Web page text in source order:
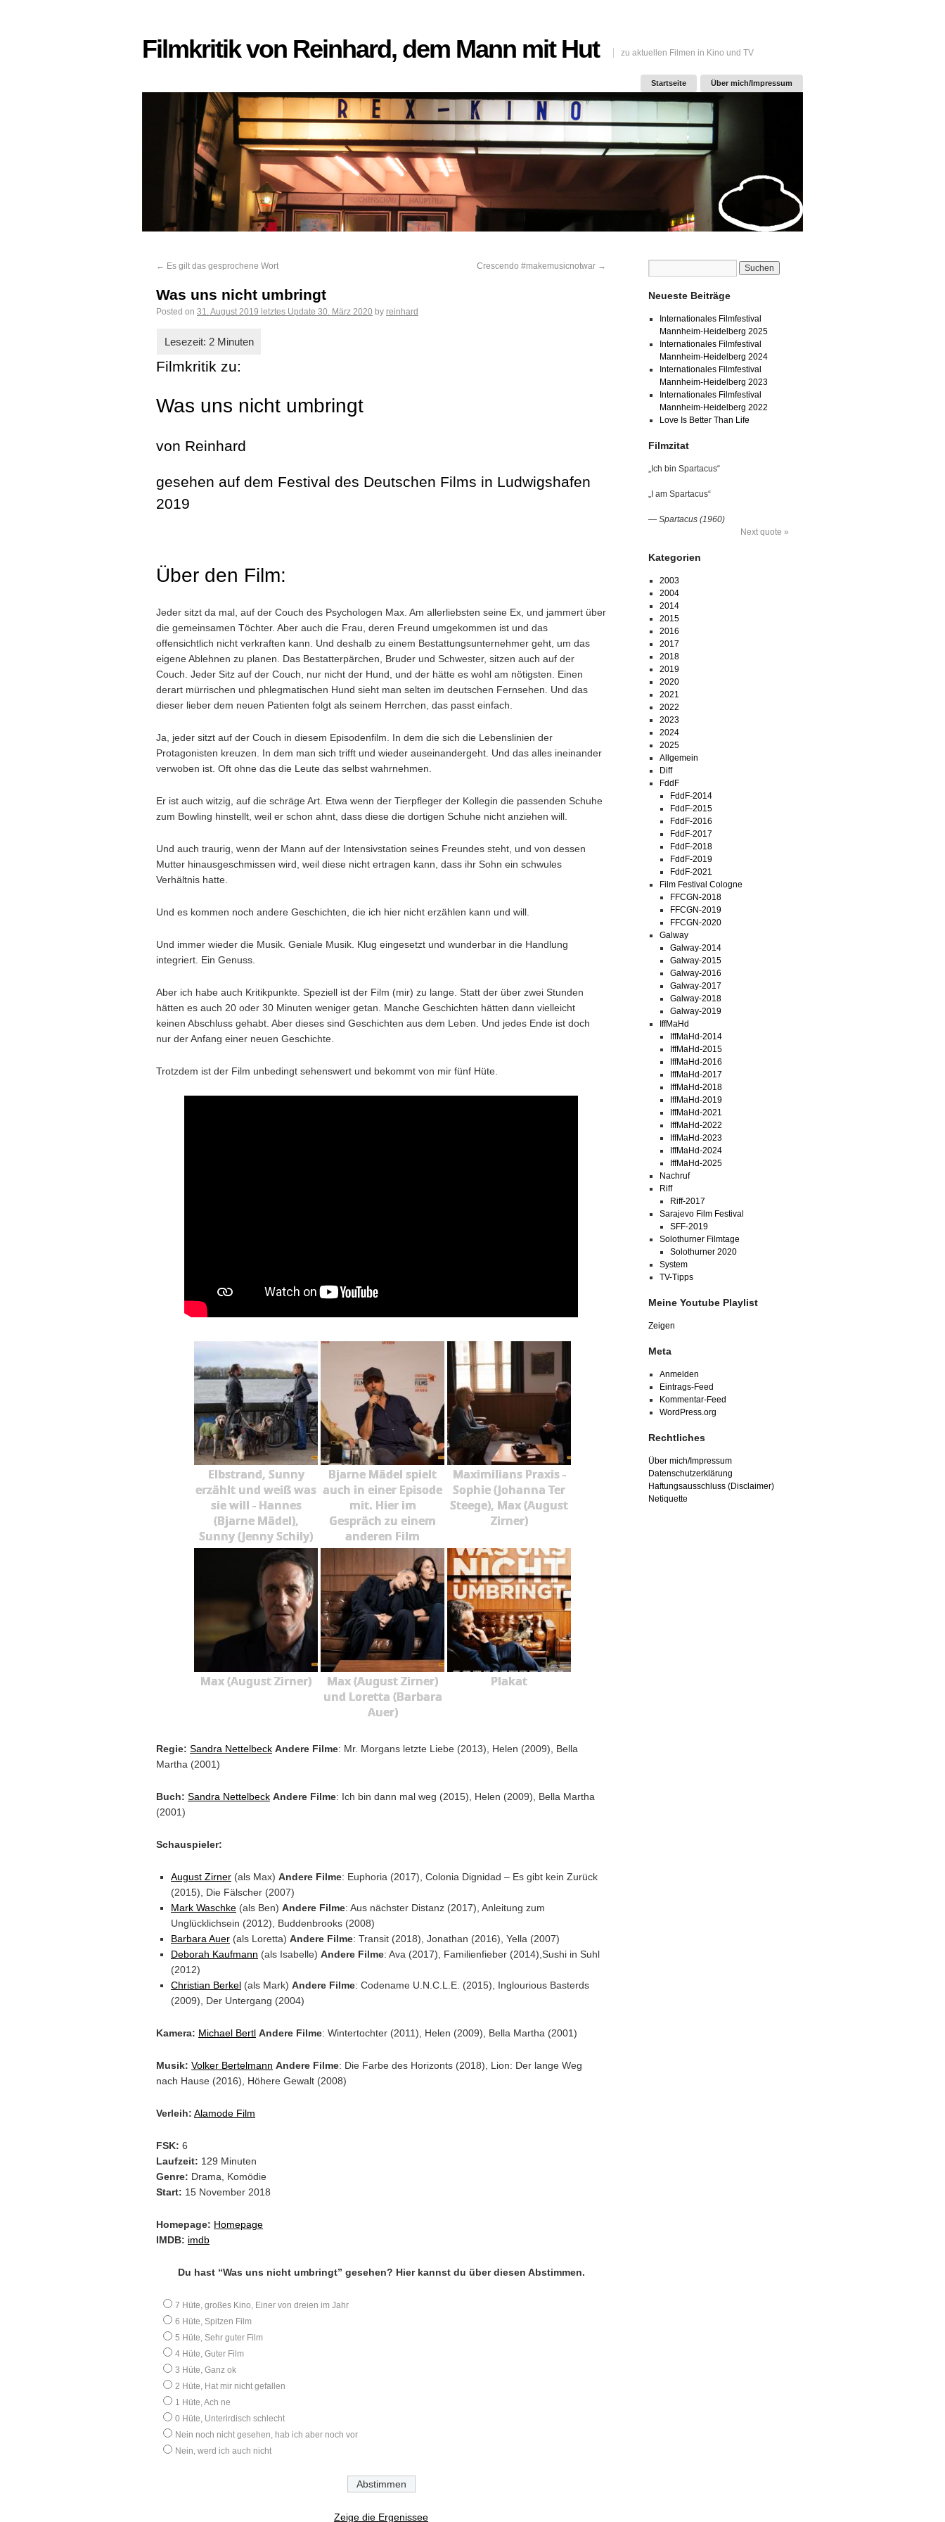
Filmkritik von Reinhard, dem Mann mit Hut zu aktuellen Filmen in Kino und TV
Startseite Über mich/Impressum
← Es gilt das gesprochene Wort Crescendo #makemusicnotwar →
Was uns nicht umbringt
Posted on 31. August 2019 letztes Update 30. März 2020 by reinhard
Filmkritik zu:
Was uns nicht umbringt
von Reinhard
gesehen auf dem Festival des Deutschen Films in Ludwigshafen
2019
Über den Film:
Jeder sitzt da mal, auf der Couch des Psychologen Max. Am allerliebsten seine Ex, und jammert über
die gemeinsamen Töchter. Aber auch die Frau, deren Freund umgekommen ist und das
offensichtlich nicht verkraften kann. Und deshalb zu einem Bestattungsunternehmer geht, um das
eigene Ablehnen zu planen. Das Bestatterpärchen, Bruder und Schwester, sitzen auch auf der
Couch. Jeder Sitz auf der Couch, nur nicht der Hund, und der hätte es wohl am nötigsten. Einen
derart mürrischen und phlegmatischen Hund sieht man selten im deutschen Fernsehen. Und das
dieser lieber dem neuen Patienten folgt als seinem Herrchen, das passt einfach.
Ja, jeder sitzt auf der Couch in diesem Episodenfilm. In dem die sich die Lebenslinien der
Protagonisten kreuzen. In dem man sich trifft und wieder auseinandergeht. Und das alles ineinander
verwoben ist. Oft ohne das die Leute das selbst wahrnehmen.
Er ist auch witzig, auf die schräge Art. Etwa wenn der Tierpfleger der Kollegin die passenden Schuhe
zum Bowling hinstellt, weil er schon ahnt, dass diese die dortigen Schuhe nicht anziehen will.
Und auch traurig, wenn der Mann auf der Intensivstation seines Freundes steht, und von dessen
Mutter hinausgeschmissen wird, weil diese nicht ertragen kann, dass ihr Sohn ein schwules
Verhältnis hatte.
Und es kommen noch andere Geschichten, die ich hier nicht erzählen kann und will.
Und immer wieder die Musik. Geniale Musik. Klug eingesetzt und wunderbar in die Handlung
integriert. Ein Genuss.
Aber ich habe auch Kritikpunkte. Speziell ist der Film (mir) zu lange. Statt der über zwei Stunden
hätten es auch 20 oder 30 Minuten weniger getan. Manche Geschichten hätten dann vielleicht
keinen Abschluss gehabt. Aber dieses sind Geschichten aus dem Leben. Und jedes Ende ist doch
nur der Anfang einer neuen Geschichte.
Trotzdem ist der Film unbedingt sehenswert und bekommt von mir fünf Hüte.
Elbstrand, Sunny
erzählt und weiß was
sie will - Hannes
(Bjarne Mädel),
Sunny (Jenny Schily)
Bjarne Mädel spielt
auch in einer Episode
mit. Hier im
Gespräch zu einem
anderen Film
Maximilians Praxis -
Sophie (Johanna Ter
Steege), Max (August
Zirner)
Max (August Zirner)
Max (August Zirner)
und Loretta (Barbara
Auer)
Plakat
Regie: Sandra Nettelbeck Andere Filme: Mr. Morgans letzte Liebe (2013), Helen (2009), Bella
Martha (2001)
Buch: Sandra Nettelbeck Andere Filme: Ich bin dann mal weg (2015), Helen (2009), Bella Martha
(2001)
Schauspieler:
August Zirner (als Max) Andere Filme: Euphoria (2017), Colonia Dignidad – Es gibt kein Zurück
(2015), Die Fälscher (2007)
Mark Waschke (als Ben) Andere Filme: Aus nächster Distanz (2017), Anleitung zum
Unglücklichsein (2012), Buddenbrooks (2008)
Barbara Auer (als Loretta) Andere Filme: Transit (2018), Jonathan (2016), Yella (2007)
Deborah Kaufmann (als Isabelle) Andere Filme: Ava (2017), Familienfieber (2014),Sushi in Suhl
(2012)
Christian Berkel (als Mark) Andere Filme: Codename U.N.C.L.E. (2015), Inglourious Basterds
(2009), Der Untergang (2004)
Kamera: Michael Bertl Andere Filme: Wintertochter (2011), Helen (2009), Bella Martha (2001)
Musik: Volker Bertelmann Andere Filme: Die Farbe des Horizonts (2018), Lion: Der lange Weg
nach Hause (2016), Höhere Gewalt (2008)
Verleih: Alamode Film
FSK: 6
Laufzeit: 129 Minuten
Genre: Drama, Komödie
Start: 15 November 2018
Homepage: Homepage
IMDB: imdb
Du hast “Was uns nicht umbringt” gesehen? Hier kannst du über diesen Abstimmen.
7 Hüte, großes Kino, Einer von dreien im Jahr
6 Hüte, Spitzen Film
5 Hüte, Sehr guter Film
4 Hüte, Guter Film
3 Hüte, Ganz ok
2 Hüte, Hat mir nicht gefallen
1 Hüte, Ach ne
0 Hüte, Unterirdisch schlecht
Nein noch nicht gesehen, hab ich aber noch vor
Nein, werd ich auch nicht
Zeige die Ergenissee
Neueste Beiträge
Internationales Filmfestival
Mannheim-Heidelberg 2025
Internationales Filmfestival
Mannheim-Heidelberg 2024
Internationales Filmfestival
Mannheim-Heidelberg 2023
Internationales Filmfestival
Mannheim-Heidelberg 2022
Love Is Better Than Life
Filmzitat
„Ich bin Spartacus“
„I am Spartacus“
— Spartacus (1960)
Next quote »
Kategorien
2003
2004
2014
2015
2016
2017
2018
2019
2020
2021
2022
2023
2024
2025
Allgemein
Diff
FddF
FddF-2014
FddF-2015
FddF-2016
FddF-2017
FddF-2018
FddF-2019
FddF-2021
Film Festival Cologne
FFCGN-2018
FFCGN-2019
FFCGN-2020
Galway
Galway-2014
Galway-2015
Galway-2016
Galway-2017
Galway-2018
Galway-2019
IffMaHd
IffMaHd-2014
IffMaHd-2015
IffMaHd-2016
IffMaHd-2017
IffMaHd-2018
IffMaHd-2019
IffMaHd-2021
IffMaHd-2022
IffMaHd-2023
IffMaHd-2024
IffMaHd-2025
Nachruf
Riff
Riff-2017
Sarajevo Film Festival
SFF-2019
Solothurner Filmtage
Solothurner 2020
System
TV-Tipps
Meine Youtube Playlist
Zeigen
Meta
Anmelden
Eintrags-Feed
Kommentar-Feed
WordPress.org
Rechtliches
Über mich/Impressum
Datenschutzerklärung
Haftungsausschluss (Disclaimer)
Netiquette